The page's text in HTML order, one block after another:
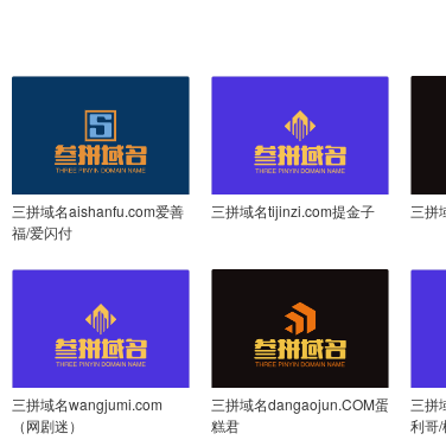
三拼域名aishanfu.com爱善
福/爱闪付
三拼域名tijinzi.com提金子 三拼
三拼域名wangjumi.com
（网剧迷）
三拼域名dangaojun.COM蛋
糕君
三拼
利哥/